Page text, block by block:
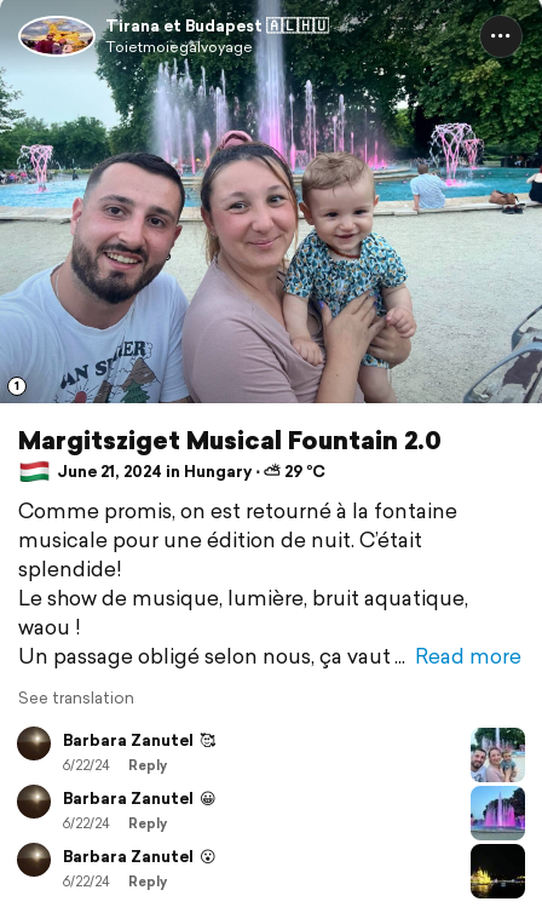
Tirana et Budapest 🇦🇱🇭🇺
Toietmoiegalvoyage
1
Margitsziget Musical Fountain 2.0
June 21, 2024 in Hungary ⋅ ⛅ 29 °C
Comme promis, on est retourné à la fontaine
musicale pour une édition de nuit. C’était
splendide!
Le show de musique, lumière, bruit aquatique,
waou !
Un passage obligé selon nous, ça vaut
Read more
See translation
Barbara Zanutel 🥰
6/22/24 Reply
Barbara Zanutel 😀
6/22/24 Reply
Barbara Zanutel 😮
6/22/24 Reply